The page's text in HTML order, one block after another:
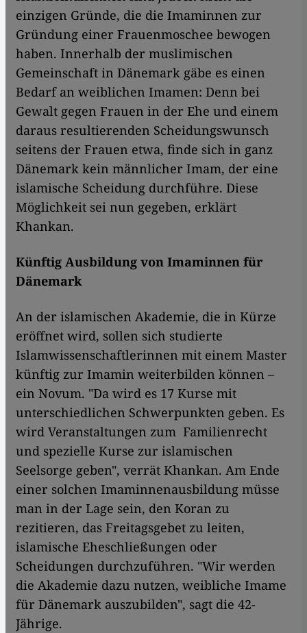
einzigen Gründe, die die Imaminnen zur
Gründung einer Frauenmoschee bewogen
haben. Innerhalb der muslimischen
Gemeinschaft in Dänemark gäbe es einen
Bedarf an weiblichen Imamen: Denn bei
Gewalt gegen Frauen in der Ehe und einem
daraus resultierenden Scheidungswunsch
seitens der Frauen etwa, finde sich in ganz
Dänemark kein männlicher Imam, der eine
islamische Scheidung durchführe. Diese
Möglichkeit sei nun gegeben, erklärt
Khankan.
Künftig Ausbildung von Imaminnen für
Dänemark
An der islamischen Akademie, die in Kürze
eröffnet wird, sollen sich studierte
Islamwissenschaftlerinnen mit einem Master
künftig zur Imamin weiterbilden können –
ein Novum. "Da wird es 17 Kurse mit
unterschiedlichen Schwerpunkten geben. Es
wird Veranstaltungen zum Familienrecht
und spezielle Kurse zur islamischen
Seelsorge geben", verrät Khankan. Am Ende
einer solchen Imaminnenausbildung müsse
man in der Lage sein, den Koran zu
rezitieren, das Freitagsgebet zu leiten,
islamische Eheschließungen oder
Scheidungen durchzuführen. "Wir werden
die Akademie dazu nutzen, weibliche Imame
für Dänemark auszubilden", sagt die 42-
Jährige.